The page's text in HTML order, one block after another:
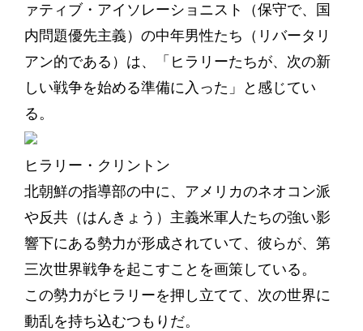
ァティブ・アイソレーショニスト（保守で、国
内問題優先主義）の中年男性たち（リバータリ
アン的である）は、「ヒラリーたちが、次の新
しい戦争を始める準備に入った」と感じてい
る。
ヒラリー・クリントン
北朝鮮の指導部の中に、アメリカのネオコン派
や反共（はんきょう）主義米軍人たちの強い影
響下にある勢力が形成されていて、彼らが、第
三次世界戦争を起こすことを画策している。
この勢力がヒラリーを押し立てて、次の世界に
動乱を持ち込むつもりだ。